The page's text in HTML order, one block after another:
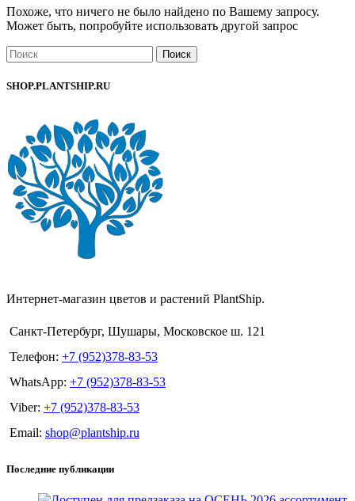
Похоже, что ничего не было найдено по Вашему запросу.
Может быть, попробуйте использовать другой запрос
Поиск
SHOP.PLANTSHIP.RU
Интернет-магазин цветов и растений PlantShip.
Санкт-Петербург, Шушары, Московское ш. 121
Телефон: +7 (952)378-83-53
WhatsApp: +7 (952)378-83-53
Viber: +7 (952)378-83-53
Email: shop@plantship.ru
Последние публикации